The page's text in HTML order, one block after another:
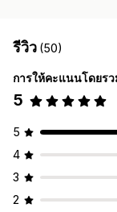
รีวิว (50)
การให้คะแนนโดยร
5
5
4
3
2